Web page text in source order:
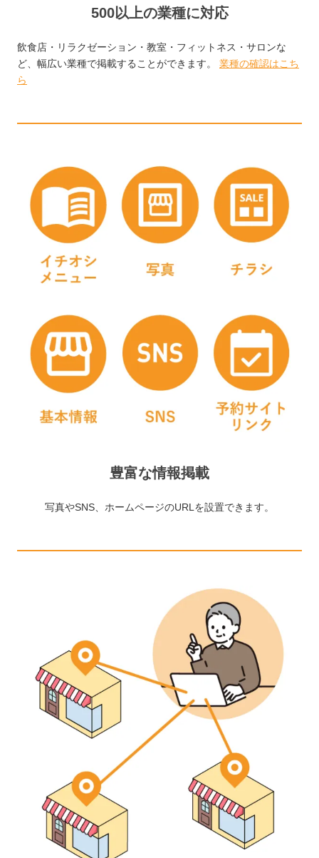
500以上の業種に対応
飲食店・リラクゼーション・教室・フィットネス・サロンな
ど、幅広い業種で掲載することができます。 業種の確認はこち
ら
豊富な情報掲載
写真やSNS、ホームページのURLを設置できます。